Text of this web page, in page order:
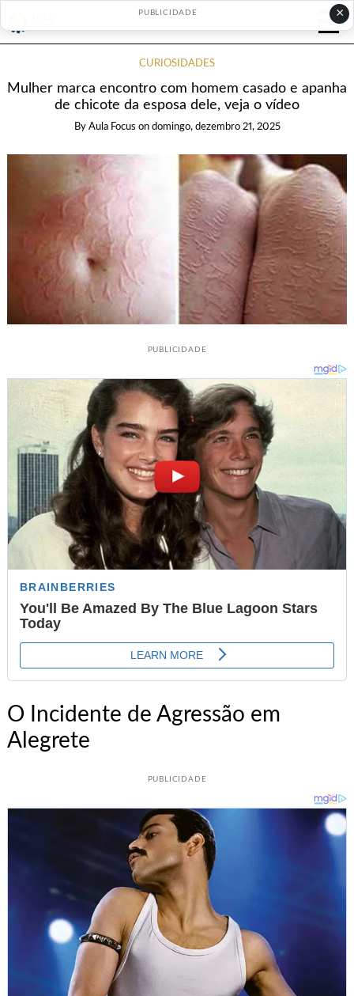
CURIOSIDADES
Mulher marca encontro com homem casado e apanha
de chicote da esposa dele, veja o vídeo
By Aula Focus on domingo, dezembro 21, 2025
PUBLICIDADE
O Incidente de Agressão em
Alegrete
PUBLICIDADE
×
PUBLICIDADE